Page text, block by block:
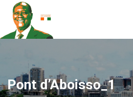
Pont d’Aboisso_1